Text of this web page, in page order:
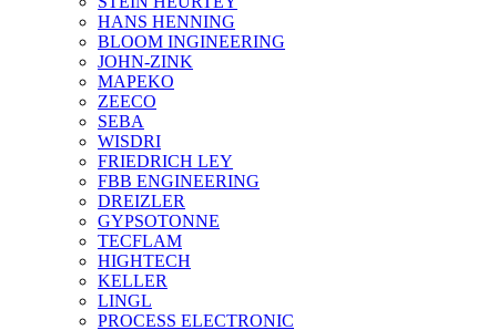
HANS HENNING
BLOOM INGINEERING
JOHN-ZINK
MAPEKO
ZEECO
SEBA
WISDRI
FRIEDRICH LEY
FBB ENGINEERING
DREIZLER
GYPSOTONNE
TECFLAM
HIGHTECH
KELLER
LINGL
PROCESS ELECTRONIC